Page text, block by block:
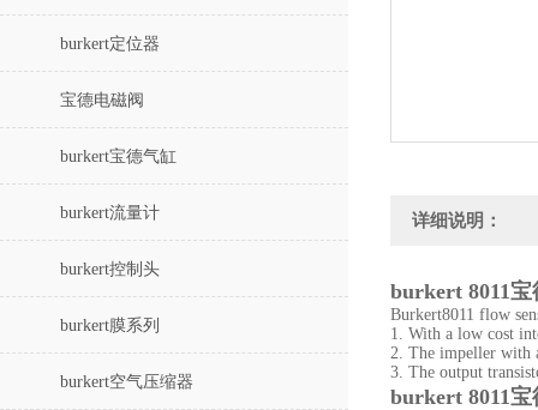
burkert定位器
宝德电磁阀
burkert宝德气缸
burkert流量计
burkert控制头
burkert膜系列
burkert空气压缩器
详细说明：
burkert 8011
Burkert8011 flow
1. With a low cost
2. The impeller with
3. The output
burkert 8011